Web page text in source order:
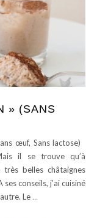
» (SANS
œuf, Sans lactose)
il se trouve qu’à
très belles châtaignes
conseils, j’ai cuisiné
Le …